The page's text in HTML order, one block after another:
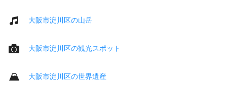
大阪市淀川区の山岳
大阪市淀川区の観光スポット
大阪市淀川区の世界遺産